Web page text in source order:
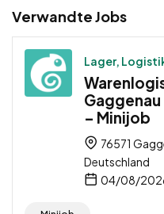
Verwandte Jobs
Lager,
– Minijob
76571
Deutschland
04/08/